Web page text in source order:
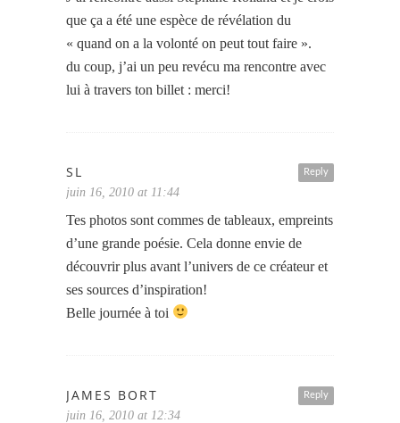
que ça a été une espèce de révélation du
« quand on a la volonté on peut tout faire ».
du coup, j’ai un peu revécu ma rencontre avec
lui à travers ton billet : merci!
Reply
SL
juin 16, 2010 at 11:44
Tes photos sont commes de tableaux, empreints
d’une grande poésie. Cela donne envie de
découvrir plus avant l’univers de ce créateur et
ses sources d’inspiration!
Belle journée à toi
Reply
JAMES BORT
juin 16, 2010 at 12:34